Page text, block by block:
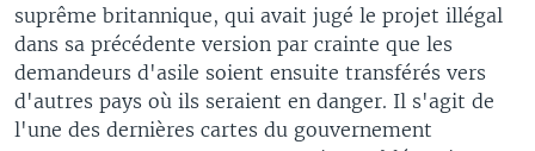
suprême britannique, qui avait jugé le projet illégal
dans sa précédente version par crainte que les
demandeurs d'asile soient ensuite transférés vers
d'autres pays où ils seraient en danger. Il s'agit de
l'une des dernières cartes du gouvernement